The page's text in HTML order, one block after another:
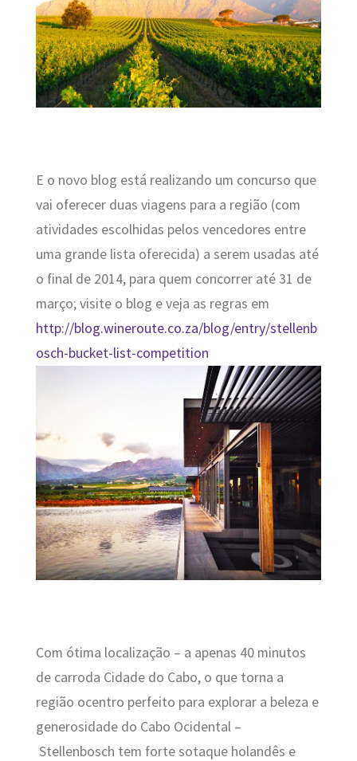
E o novo blog está realizando um concurso que
vai oferecer duas viagens para a região (com
atividades escolhidas pelos vencedores entre
uma grande lista oferecida) a serem usadas até
o final de 2014, para quem concorrer até 31 de
março; visite o blog e veja as regras em
http://blog.wineroute.co.za/blog/entry/stellenb
osch-bucket-list-competition
Com ótima localização – a apenas 40 minutos
de carroda Cidade do Cabo, o que torna a
região ocentro perfeito para explorar a beleza e
generosidade do Cabo Ocidental –
Stellenbosch tem forte sotaque holandês e